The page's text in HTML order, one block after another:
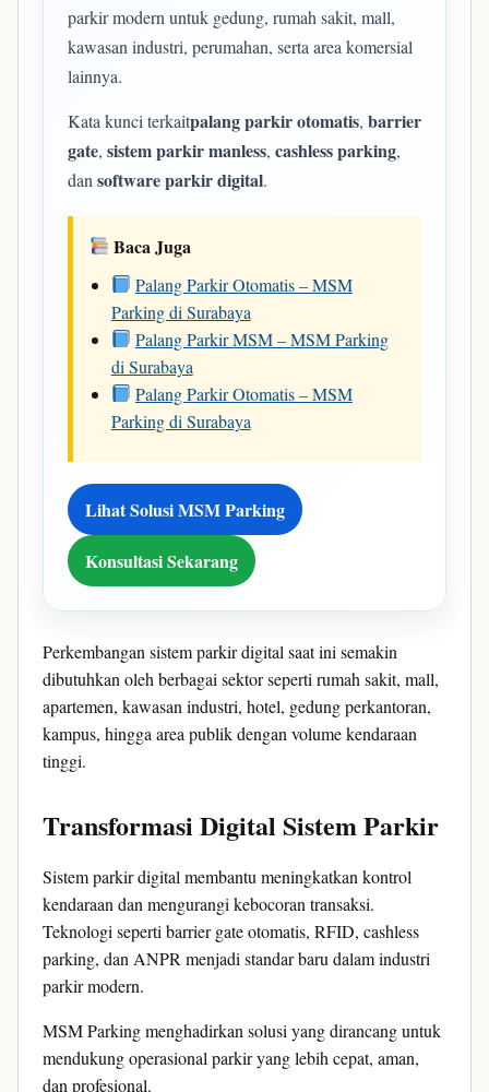
parkir modern untuk gedung, rumah sakit, mall,
kawasan industri, perumahan, serta area komersial
lainnya.
Kata kunci terkaitpalang parkir otomatis, barrier
gate, sistem parkir manless, cashless parking,
dan software parkir digital.
Baca Juga
Palang Parkir Otomatis – MSM
Parking di Surabaya
Palang Parkir MSM – MSM Parking
di Surabaya
Palang Parkir Otomatis – MSM
Parking di Surabaya
Lihat Solusi MSM Parking
Konsultasi Sekarang
Perkembangan sistem parkir digital saat ini semakin
dibutuhkan oleh berbagai sektor seperti rumah sakit, mall,
apartemen, kawasan industri, hotel, gedung perkantoran,
kampus, hingga area publik dengan volume kendaraan
tinggi.
Transformasi Digital Sistem Parkir
Sistem parkir digital membantu meningkatkan kontrol
kendaraan dan mengurangi kebocoran transaksi.
Teknologi seperti barrier gate otomatis, RFID, cashless
parking, dan ANPR menjadi standar baru dalam industri
parkir modern.
MSM Parking menghadirkan solusi yang dirancang untuk
mendukung operasional parkir yang lebih cepat, aman,
dan profesional.